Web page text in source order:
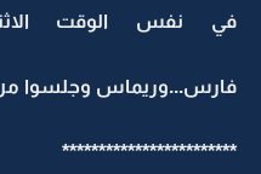
في نفس الوقت
فارس...وريماس وجلسوا
************************